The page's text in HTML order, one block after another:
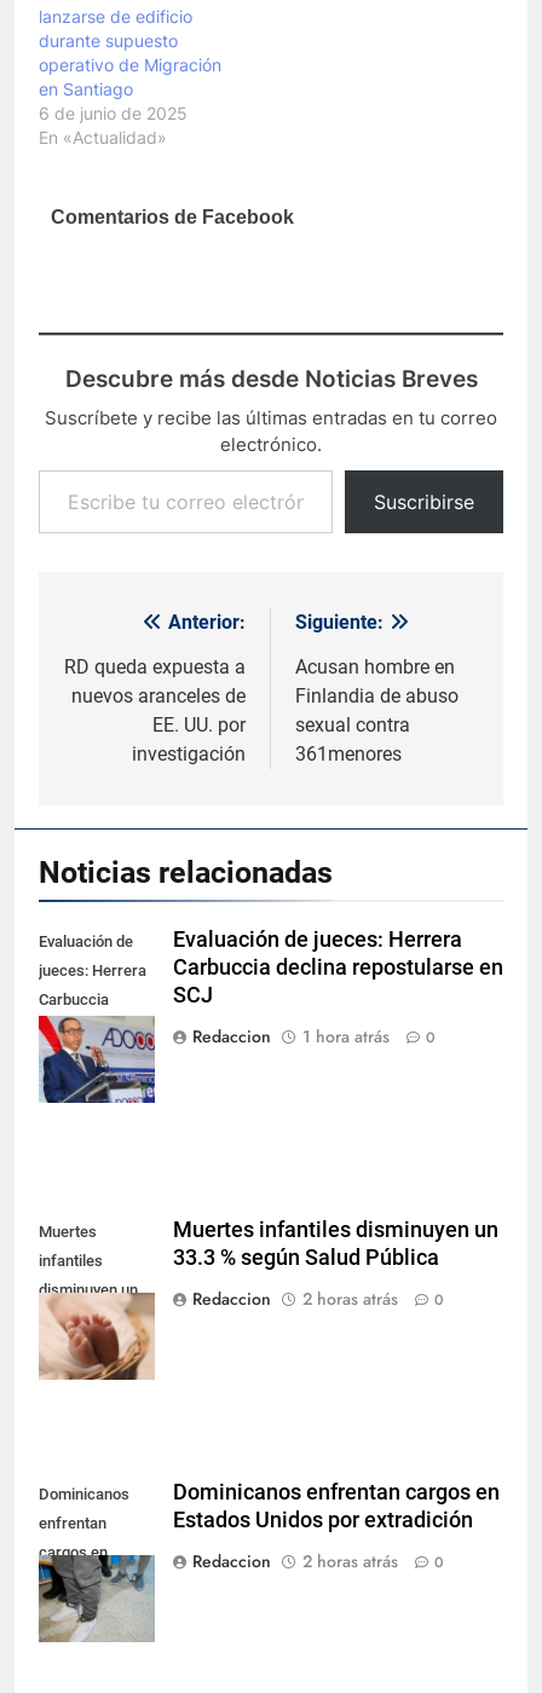
lanzarse de edificio
durante supuesto
operativo de Migración
en Santiago
6 de junio de 2025
En «Actualidad»
Comentarios de Facebook
Descubre más desde Noticias Breves
Suscríbete y recibe las últimas entradas en tu correo
electrónico.
Escribe tu correo electrónico…
Suscribirse
Navegación
de
entradas
Anterior:
RD queda expuesta a
nuevos aranceles de
EE. UU. por
investigación
Siguiente:
Acusan hombre en
Finlandia de abuso
sexual contra
361menores
Noticias relacionadas
Evaluación de
jueces: Herrera
Carbuccia
declina
repostularse en
SCJ
Evaluación de jueces: Herrera
Carbuccia declina repostularse en
SCJ
Redaccion
1 hora atrás 0
Muertes
infantiles
disminuyen un
33.3 % según
Salud Pública
Muertes infantiles disminuyen un
33.3 % según Salud Pública
Redaccion
2 horas atrás 0
Dominicanos
enfrentan
cargos en
Estados Unidos
por extradición
Dominicanos enfrentan cargos en
Estados Unidos por extradición
Redaccion
2 horas atrás 0